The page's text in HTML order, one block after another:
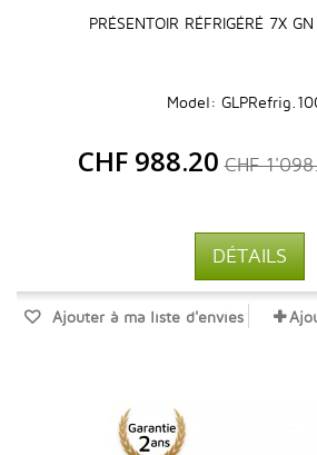
PRÉSENTOIR RÉFRIGÉRÉ 7X
Model:
CHF 988.20 CHF
DÉTAILS
Ajouter à ma liste d'envies